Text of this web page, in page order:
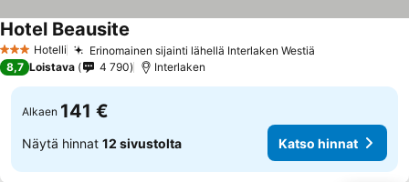
3 Tähtiluokitus
Hotelli Erinomainen sijainti lähellä Interlaken Westiä
Hotel Beausite
8,7 Loistava 4 790 Interlaken
Alkaen 141 €
Näytä hinnat 12 sivustolta Katso hinnat